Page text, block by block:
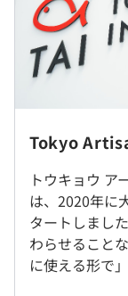
フルリモートワ
就業場所の変更
＜雇入時＞
新横浜本社、お
フルフレックス
※MTG等は9：
休憩時間：60分
平均残業時間：
土日、祝日、年
なし
Tokyo
トウキョウ ア
は、2020年に
タートしまし
わらせること
に使える形で